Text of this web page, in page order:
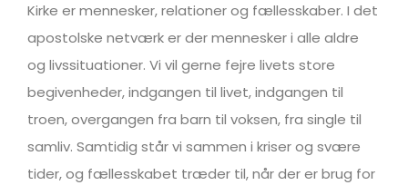
Kirke er mennesker, relationer og fællesskaber. I det
apostolske netværk er der mennesker i alle aldre
og livssituationer. Vi vil gerne fejre livets store
begivenheder, indgangen til livet, indgangen til
troen, overgangen fra barn til voksen, fra single til
samliv. Samtidig står vi sammen i kriser og svære
tider, og fællesskabet træder til, når der er brug for